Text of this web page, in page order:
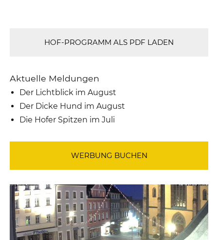
HOF-PROGRAMM ALS PDF LADEN
Aktuelle Meldungen
Der Lichtblick im August
Der Dicke Hund im August
Die Hofer Spitzen im Juli
WERBUNG BUCHEN